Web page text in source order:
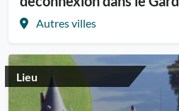
Autres villes
Lieu